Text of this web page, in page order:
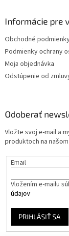
Informácie pre
Obchodné
Podmienky ochrany
Moja objednávka
Odstúpenie od
Odoberať
Vložte svoj e-mail a
produktoch na
Email
Vložením e-mailu
údajov
PRIHLÁSIŤ SA